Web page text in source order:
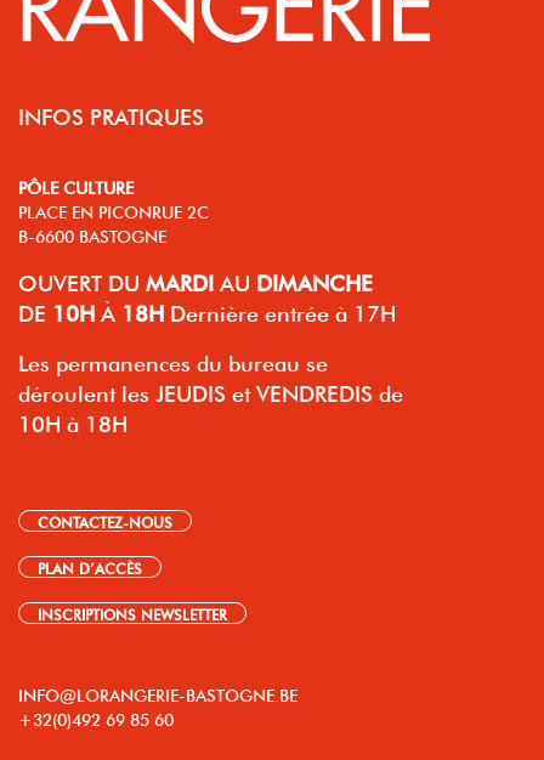
INFOS PRATIQUES
PÔLE CULTURE
PLACE EN PICONRUE 2C
B-6600 BASTOGNE
OUVERT DU MARDI AU DIMANCHE
DE 10H À 18H Dernière entrée à 17H
Les permanences du bureau se
déroulent les JEUDIS et VENDREDIS de
10H à 18H
CONTACTEZ-NOUS
PLAN D’ACCÈS
INSCRIPTIONS NEWSLETTER
INFO@LORANGERIE-BASTOGNE.BE
+32(0)492 69 85 60